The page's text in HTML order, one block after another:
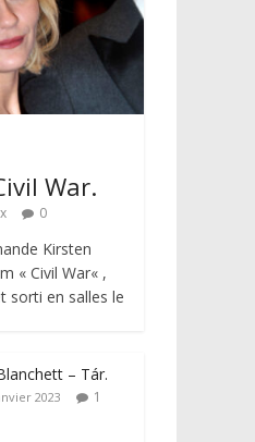
War.
0
Kirsten
« Civil War« ,
sorti en salles le
– Tár.
2023 1